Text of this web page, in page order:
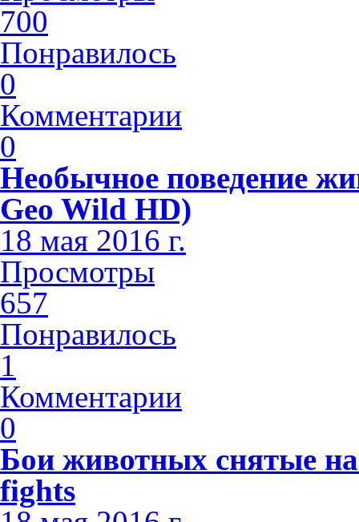
700
Понравилось
0
Комментарии
0
Необычное поведение
Geo Wild HD)
18 мая 2016 г.
Просмотры
657
Понравилось
1
Комментарии
0
Бои животных снятые
fights